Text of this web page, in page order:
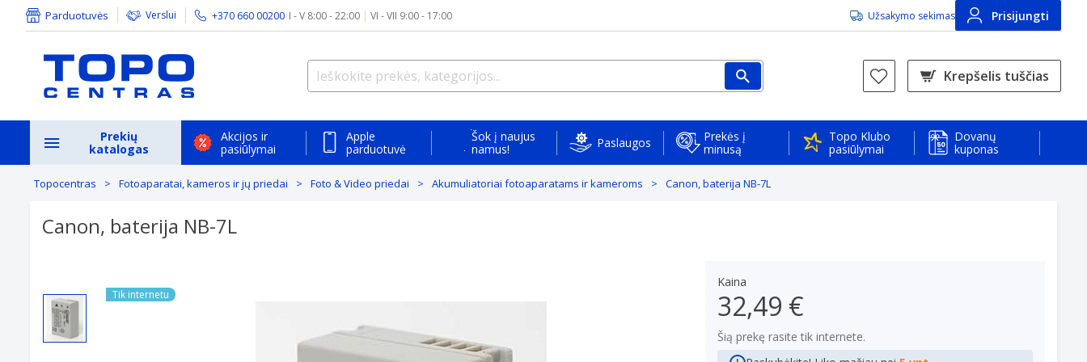
Parduotuvės Verslui +370 660 00200 I - V 8:00 - 22:00 | VI - VII 9:00 - 17:00 Užsakymo sekimas Prisijungti
Krepšelis tuščias
Prekių
katalogas
Akcijos ir
pasiūlymai
Apple
parduotuvė
Šok į naujus
namus!
Paslaugos
Prekės į
minusą
Topo Klubo
pasiūlymai
Dovanų
kuponas
Topocentras Fotoaparatai, kameros ir jų priedai Foto & Video priedai Akumuliatoriai fotoaparatams ir kameroms Canon, baterija NB-7L
Canon, baterija NB-7L
Tik internetu
Kaina
32,49 €
Šią prekę rasite tik internete.